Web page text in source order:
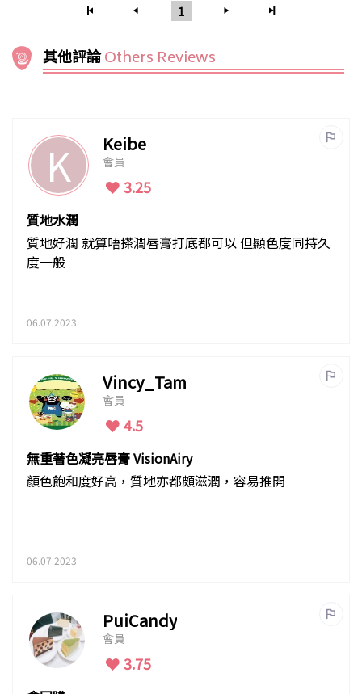
1
其他評論Others Reviews
K Keibe
會員
3.25
質地水潤
質地好潤 就算唔搽潤唇膏打底都可以 但顯色度同持久
度一般
06.07.2023
Vincy_Tam
會員
4.5
無重著色凝亮唇膏 VisionAiry
顏色飽和度好高，質地亦都頗滋潤，容易推開
06.07.2023
PuiCandy
會員
3.75